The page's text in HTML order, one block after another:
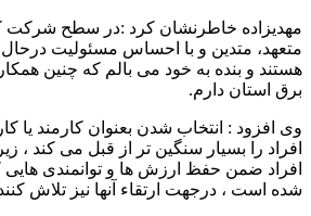
مهدیزاده خاطرنشان کرد :در سطح شرکت
متعهد، متدین و با احساس مسئولیت
هستند و بنده به خود می بالم که چنین
برق استان دارم.
وی افزود : انتخاب شدن بعنوان کارمند یا
افراد را بسیار سنگین تر از قبل می کند ،
افراد ضمن حفظ ارزش ها و توانمندی هایی
شده است ، درجهت ارتقاء آنها نیز تلاش